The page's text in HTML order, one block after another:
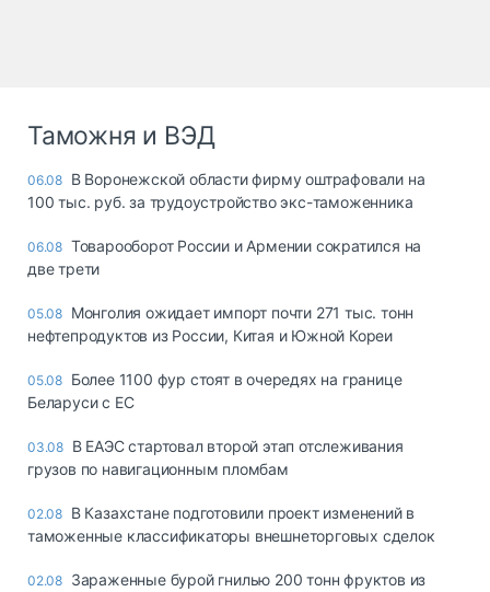
Таможня и ВЭД
06.08 В Воронежской области фирму оштрафовали на
100 тыс. руб. за трудоустройство экс-таможенника
06.08 Товарооборот России и Армении сократился на
две трети
05.08 Монголия ожидает импорт почти 271 тыс. тонн
нефтепродуктов из России, Китая и Южной Кореи
05.08 Более 1100 фур стоят в очередях на границе
Беларуси с ЕС
03.08 В ЕАЭС стартовал второй этап отслеживания
грузов по навигационным пломбам
02.08 В Казахстане подготовили проект изменений в
таможенные классификаторы внешнеторговых сделок
02.08 Зараженные бурой гнилью 200 тонн фруктов из